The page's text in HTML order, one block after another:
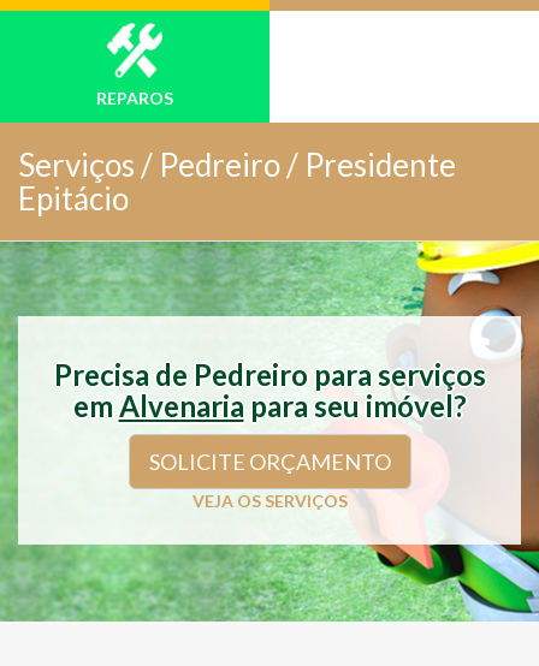
REPAROS
Serviços / Pedreiro / Presidente
Epitácio
Precisa de Pedreiro para serviços
em Alvenaria para seu imóvel?
SOLICITE ORÇAMENTO
VEJA OS SERVIÇOS